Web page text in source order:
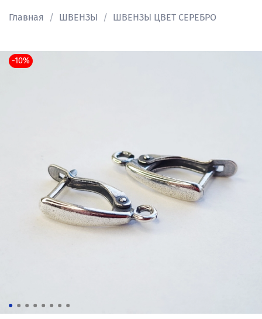
Главная ШВЕНЗЫ ШВЕНЗЫ ЦВЕТ СЕРЕБРО
-10%